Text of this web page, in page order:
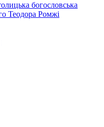
богословська
Теодора Ромжі